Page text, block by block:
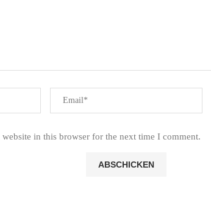
website in this browser for the next time I comment.